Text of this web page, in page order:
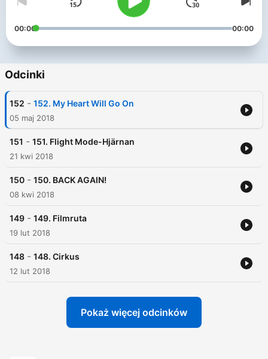
00:00 00:00
Odcinki
152 - 152. My Heart Will Go On
05 maj 2018
151 - 151. Flight Mode-Hjärnan
21 kwi 2018
150 - 150. BACK AGAIN!
08 kwi 2018
149 - 149. Filmruta
19 lut 2018
148 - 148. Cirkus
12 lut 2018
Pokaż więcej odcinków